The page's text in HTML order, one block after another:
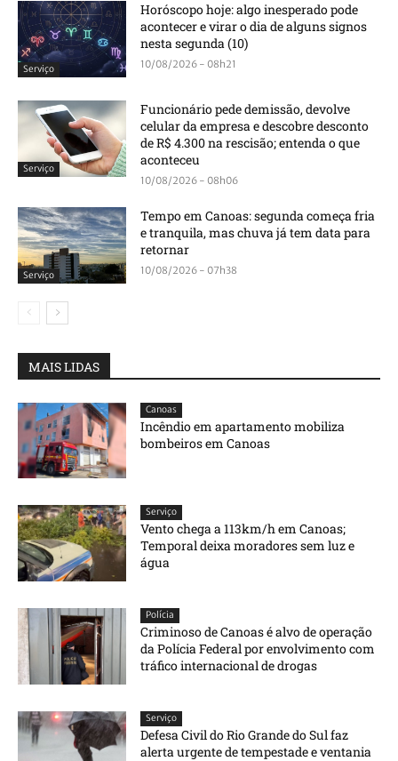
Serviço
Horóscopo hoje: algo inesperado pode
acontecer e virar o dia de alguns signos
nesta segunda (10)
10/08/2026 - 08h21
Serviço
Funcionário pede demissão, devolve
celular da empresa e descobre desconto
de R$ 4.300 na rescisão; entenda o que
aconteceu
10/08/2026 - 08h06
Serviço
Tempo em Canoas: segunda começa fria
e tranquila, mas chuva já tem data para
retornar
10/08/2026 - 07h38
MAIS LIDAS
Canoas
Incêndio em apartamento mobiliza
bombeiros em Canoas
Serviço
Vento chega a 113km/h em Canoas;
Temporal deixa moradores sem luz e
água
Polícia
Criminoso de Canoas é alvo de operação
da Polícia Federal por envolvimento com
tráfico internacional de drogas
Serviço
Defesa Civil do Rio Grande do Sul faz
alerta urgente de tempestade e ventania